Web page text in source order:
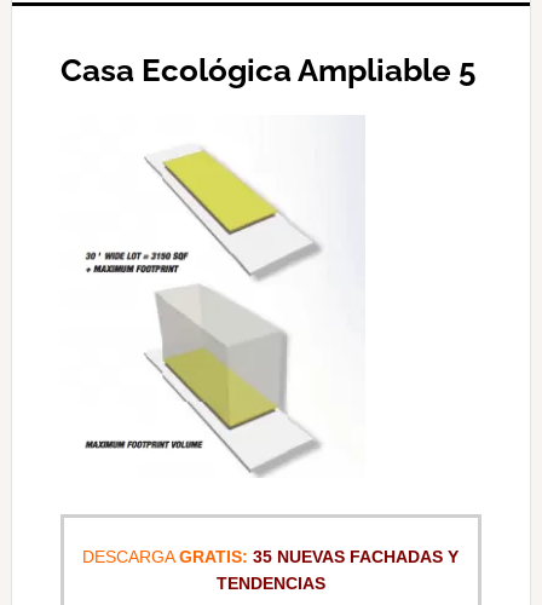
Casa Ecológica Ampliable 5
DESCARGAGRATIS: 35 NUEVAS FACHADAS Y
TENDENCIAS